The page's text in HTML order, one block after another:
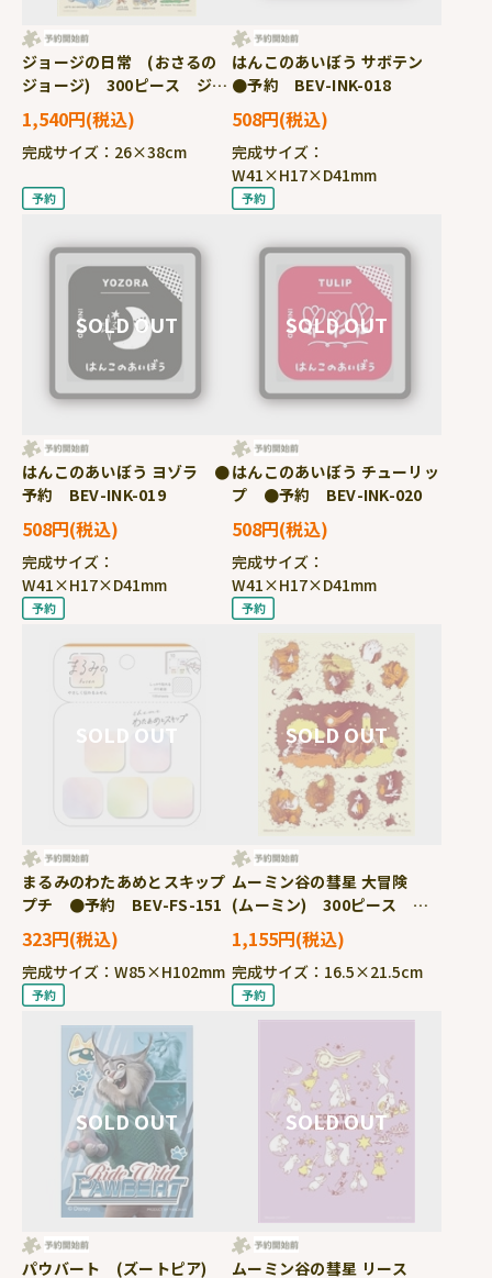
ジョージの日常 (おさるの
ジョージ) 300ピース ジグ
ソーパズル ●予約 YAM-
03-971
1,540円
完成サイズ：26×38cm
はんこのあいぼう サボテン
●予約 BEV-INK-018
508円
完成サイズ：
W41×H17×D41mm
はんこのあいぼう ヨゾラ ●
予約 BEV-INK-019
508円
完成サイズ：
W41×H17×D41mm
はんこのあいぼう チューリッ
プ ●予約 BEV-INK-020
508円
完成サイズ：
W41×H17×D41mm
まるみのわたあめとスキップ
プチ ●予約 BEV-FS-151
323円
完成サイズ：W85×H102mm
ムーミン谷の彗星 大冒険
(ムーミン) 300ピース ジ
グソーパズル ●予約
YAM-42-131
1,155円
完成サイズ：16.5×21.5cm
パウバート (ズートピア) ムーミン谷の彗星 リース